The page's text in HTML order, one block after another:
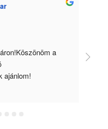
a
ajánlom!